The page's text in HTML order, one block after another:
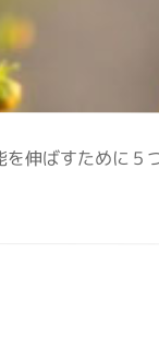
ばすために５